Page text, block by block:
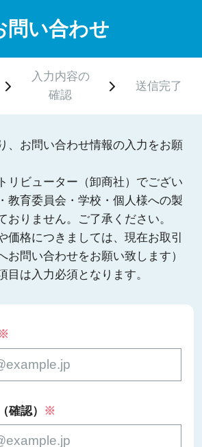
問い合わせ
入力内容の
確認
送信完了
、お問い合わせ情報の入力をお願
リビューター（卸商社）でござい
教育委員会・学校・個人様への製
おりません。ご了承ください。
価格につきましては、現在お取引
お問い合わせをお願い致します）
目は入力必須となります。
確認） ※